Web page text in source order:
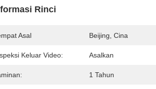
Rinci
Asal Beijing, Cina
Keluar Video: Asalkan
1 Tahun